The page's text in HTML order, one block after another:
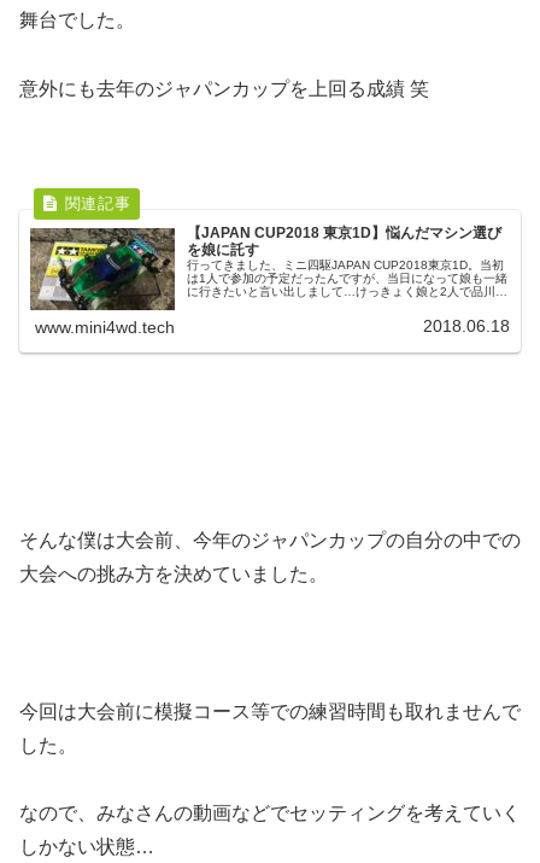
舞台でした。
意外にも去年のジャパンカップを上回る成績 笑
【JAPAN CUP2018 東京1D】悩んだマシン選び
を娘に託す
行ってきました、ミニ四駆JAPAN CUP2018東京1D。当初
は1人で参加の予定だったんですが、当日になって娘も一緒
に行きたいと言い出しまして…けっきょく娘と2人で品川シ
www.mini4wd.tech 2018.06.18
そんな僕は大会前、今年のジャパンカップの自分の中での
大会への挑み方を決めていました。
今回は大会前に模擬コース等での練習時間も取れませんで
した。
なので、みなさんの動画などでセッティングを考えていく
しかない状態…